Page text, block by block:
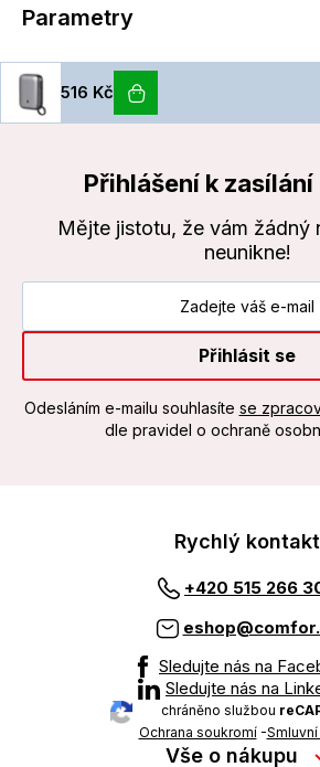
Parametry
516 Kč
Přihlášení k
Mějte jistotu, že vám žádný
neunikne!
Přihlásit se
Odesláním e-mailu souhlasíte se
dle pravidel o ochraně
Rychlý kontakt
+420 515 266
Sledujte nás na
Sledujte nás na
chráněno službou
Ochrana soukromí-
Vše o nákupu